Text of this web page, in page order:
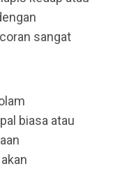
sangat
biasa atau